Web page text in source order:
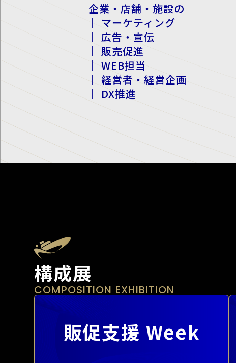
企業・店舗・施設の
｜ マーケティング
｜ 広告・宣伝
｜ 販売促進
｜ WEB担当
｜ 経営者・経営企画
｜ DX推進
構成展
COMPOSITION EXHIBITION
販促支援 Week